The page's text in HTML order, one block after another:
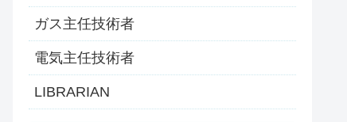
ガス主任技術者
電気主任技術者
LIBRARIAN